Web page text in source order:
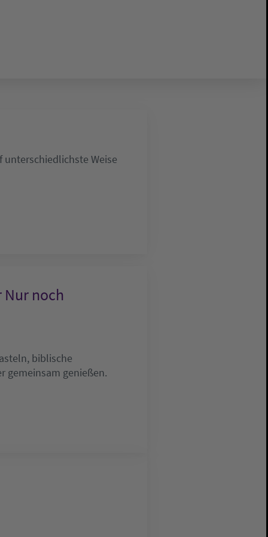
Weise
Nur noch
biblische
gemeinsam genießen.